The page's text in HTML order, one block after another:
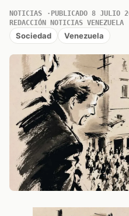
NOTICIAS PUBLICADO 8 JULIO
REDACCIÓN NOTICIAS VENEZUELA
Sociedad Venezuela